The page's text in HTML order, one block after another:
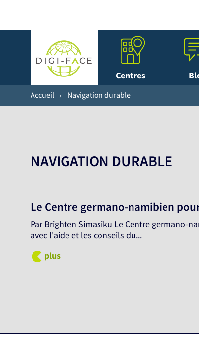
Centres
Accueil Navigation durable
NAVIGATION DURABLE
Le Centre germano-namibien
Par Brighten Simasiku Le Centre germano-
avec l'aide et les conseils du...
plus